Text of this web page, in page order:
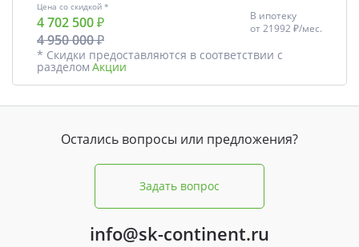
Цена со скидкой *
4 702 500 ₽
4 950 000 ₽
В ипотеку
от21992 ₽/мес.
* Скидки предоставляются в соответствии с
разделом Акции
Остались вопросы или предложения?
Задать вопрос
info@sk-continent.ru